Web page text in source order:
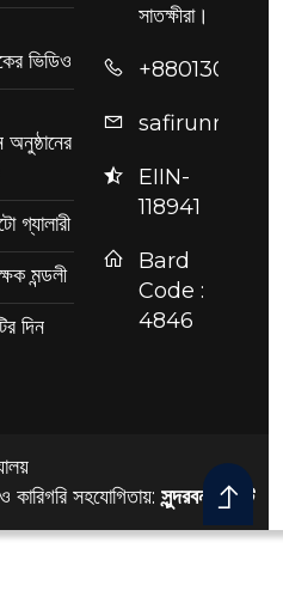
ভিডিও
অনুষ্ঠানের
গ্যালারী
মন্ডলী
দিন
সাতক্ষীরা।
EIIN-
118941
Bard
Code :
4846
কারিগরি সহযোগিতায়:সুন্দরবন আইটি